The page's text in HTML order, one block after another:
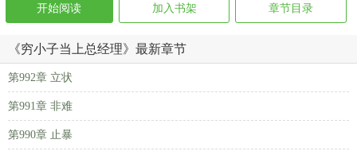
开始阅读 加入书架 章节目录
《穷小子当上总经理》最新章节
第992章 立状
第991章 非难
第990章 止暴